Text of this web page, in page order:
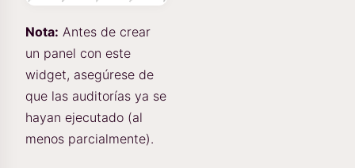
Nota: Antes de crear
un panel con este
widget, asegúrese de
que las auditorías ya se
hayan ejecutado (al
menos parcialmente).